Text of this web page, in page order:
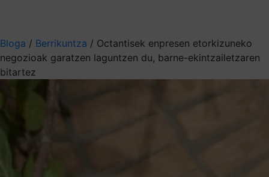
Bloga / Berrikuntza / Octantisek enpresen etorkizuneko
negozioak garatzen laguntzen du, barne-ekintzailetzaren
bitartez